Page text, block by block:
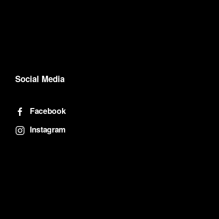
Social Media
Facebook
Instagram